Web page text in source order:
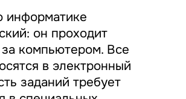
информатике
он проходит
компьютером. Все
в электронный
заданий требует